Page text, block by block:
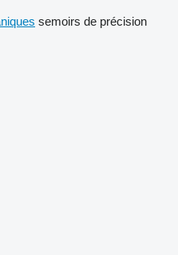
semoirs de précision